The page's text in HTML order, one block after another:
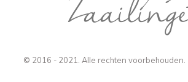
© 2016 - 2021. Alle rechten voorbehouden.